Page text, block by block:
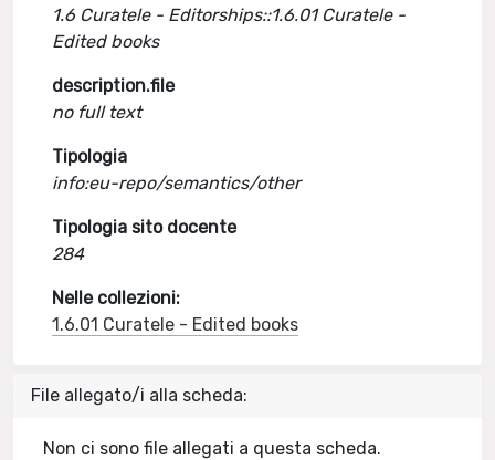
1.6 Curatele - Editorships::1.6.01 Curatele -
Edited books
description.file
no full text
Tipologia
info:eu-repo/semantics/other
Tipologia sito docente
284
Nelle collezioni:
1.6.01 Curatele - Edited books
File allegato/i alla scheda:
Non ci sono file allegati a questa scheda.